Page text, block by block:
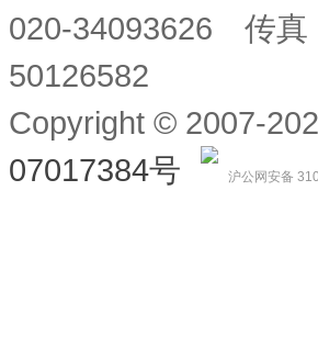
020-34093626 传
50126582
Copyright © 2007-
07017384号
沪公网安备